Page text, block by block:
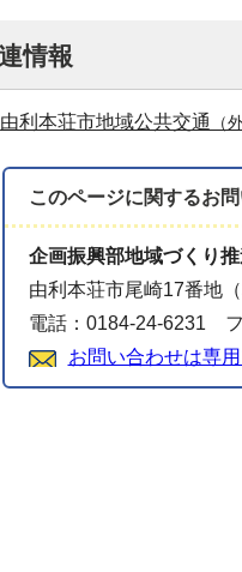
情報
由利本荘市地域公共交通 （
このページに関するお
企画振興部地域づくり
由利本荘市尾崎17番地
電話：0184-24-6231
お問い合わせは専